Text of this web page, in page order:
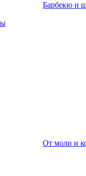
Барбекю и
От моли и